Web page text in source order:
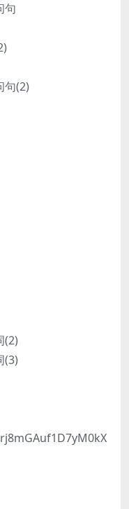
句
(2)